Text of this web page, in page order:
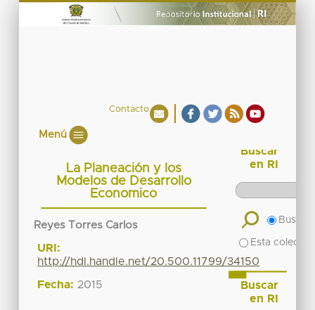
Contacto
Menú
La Planeación y los
Modelos de Desarrollo
Economico
Reyes Torres Carlos
URI:
http://hdl.handle.net/20.500.11799/34150
Fecha: 2015
Buscar
en RI
Buscar
Esta
Buscar
en RI